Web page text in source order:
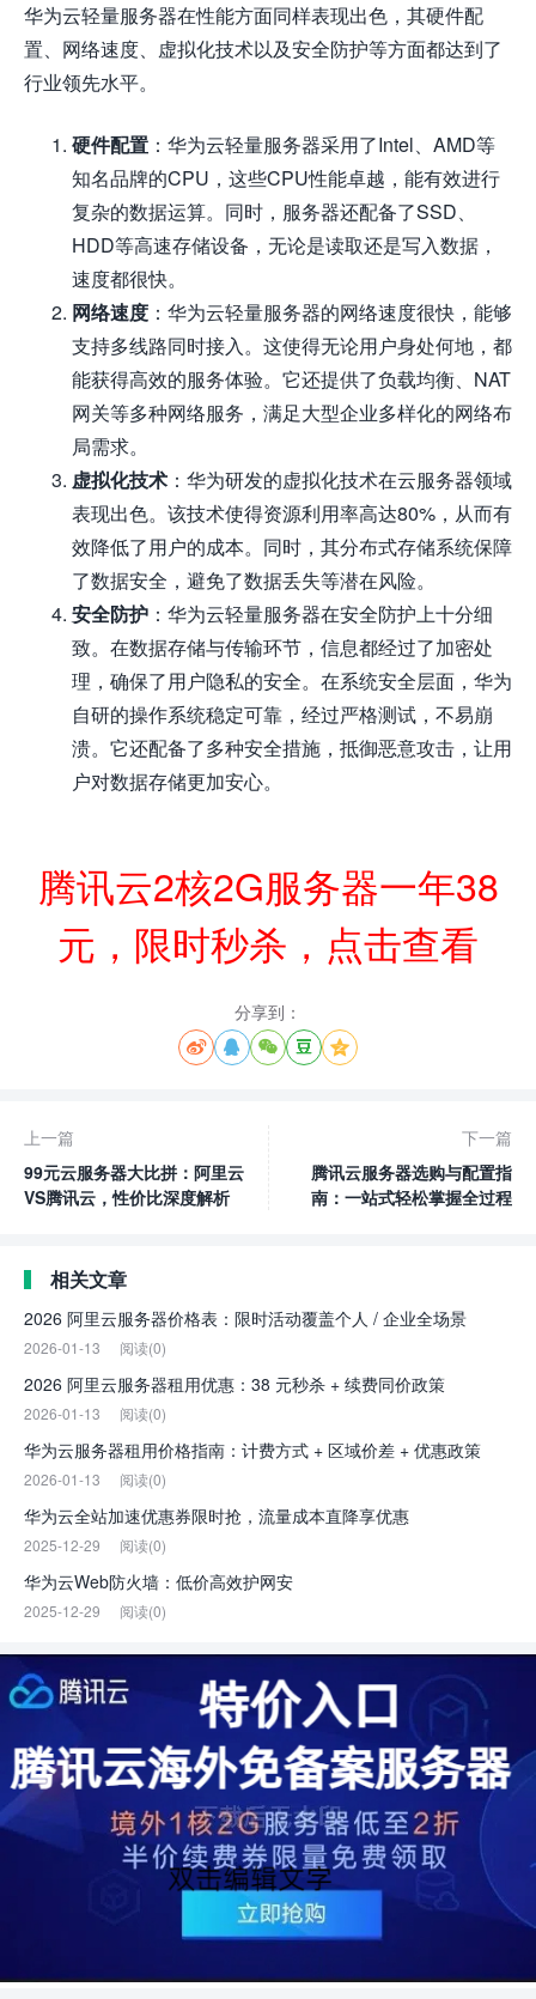
华为云轻量服务器在性能方面同样表现出色，其硬件配
置、网络速度、虚拟化技术以及安全防护等方面都达到了
行业领先水平。
硬件配置 ：华为云轻量服务器采用了Intel、AMD等
知名品牌的CPU，这些CPU性能卓越，能有效进行
复杂的数据运算。同时，服务器还配备了SSD、
HDD等高速存储设备，无论是读取还是写入数据，
速度都很快。
网络速度 ：华为云轻量服务器的网络速度很快，能够
支持多线路同时接入。这使得无论用户身处何地，都
能获得高效的服务体验。它还提供了负载均衡、NAT
网关等多种网络服务，满足大型企业多样化的网络布
局需求。
虚拟化技术 ：华为研发的虚拟化技术在云服务器领域
表现出色。该技术使得资源利用率高达80%，从而有
效降低了用户的成本。同时，其分布式存储系统保障
了数据安全，避免了数据丢失等潜在风险。
安全防护 ：华为云轻量服务器在安全防护上十分细
致。在数据存储与传输环节，信息都经过了加密处
理，确保了用户隐私的安全。在系统安全层面，华为
自研的操作系统稳定可靠，经过严格测试，不易崩
溃。它还配备了多种安全措施，抵御恶意攻击，让用
户对数据存储更加安心。
腾讯云2核2G服务器一年38
元，限时秒杀，点击查看
分享到：
    
上一篇
99元云服务器大比拼：阿里云
VS腾讯云，性价比深度解析
下一篇
腾讯云服务器选购与配置指
南：一站式轻松掌握全过程
相关文章
2026 阿里云服务器价格表：限时活动覆盖个人 / 企业全场景
2026-01-13 阅读(0)
2026 阿里云服务器租用优惠：38 元秒杀 + 续费同价政策
2026-01-13 阅读(0)
华为云服务器租用价格指南：计费方式 + 区域价差 + 优惠政策
2026-01-13 阅读(0)
华为云全站加速优惠券限时抢，流量成本直降享优惠
2025-12-29 阅读(0)
华为云Web防火墙：低价高效护网安
2025-12-29 阅读(0)